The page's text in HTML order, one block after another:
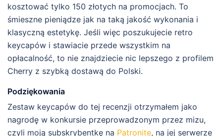
kosztować tylko 150 złotych na promocjach. To
śmieszne pieniądze jak na taką jakość wykonania i
klasyczną estetykę. Jeśli więc poszukujecie retro
keycapów i stawiacie przede wszystkim na
opłacalność, to nie znajdziecie nic lepszego z profilem
Cherry z szybką dostawą do Polski.
Podziękowania
Zestaw keycapów do tej recenzji otrzymałem jako
nagrodę w konkursie przeprowadzonym przez mizu,
czyli moją subskrybentkę na Patronite, na jej serwerze